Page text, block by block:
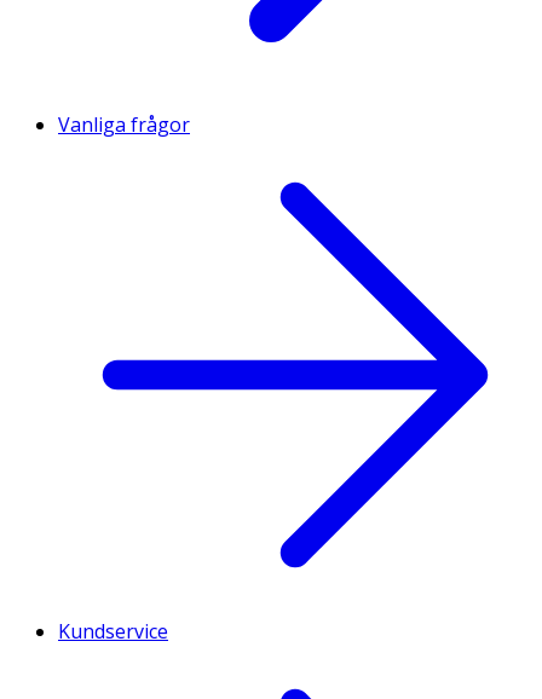
Vanliga frågor
Kundservice